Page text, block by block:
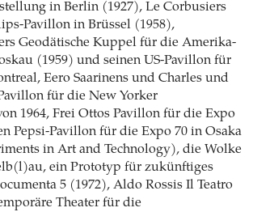
in Berlin (1927), Le Corbusiers
Pavillon in Brüssel (1958),
Geodätische Kuppel für die Amerika-
(1959) und seinen US-Pavillon für
Eero Saarinens und Charles und
für die New Yorker
1964, Frei Ottos Pavillon für die Expo
Pepsi-Pavillon für die Expo 70 in Osaka
in Art and Technology), die Wolke
ein Prototyp für zukünftiges
5 (1972), Aldo Rossis Il Teatro
Theater für die